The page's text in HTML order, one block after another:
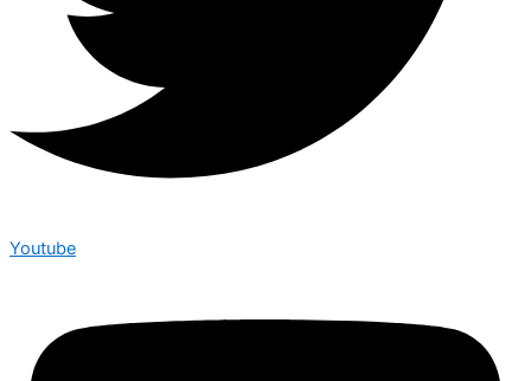
Youtube